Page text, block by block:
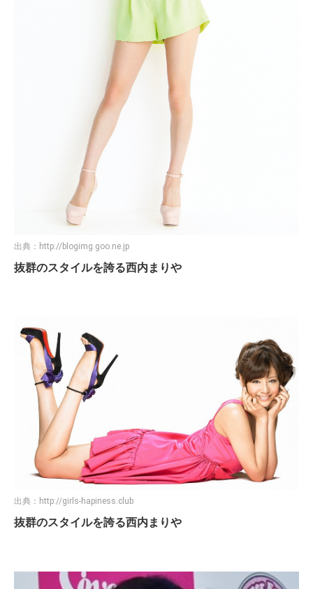
出典： http://blogimg.goo.ne.jp
抜群のスタイルを誇る西内まりや
出典： http://girls-hapiness.club
抜群のスタイルを誇る西内まりや